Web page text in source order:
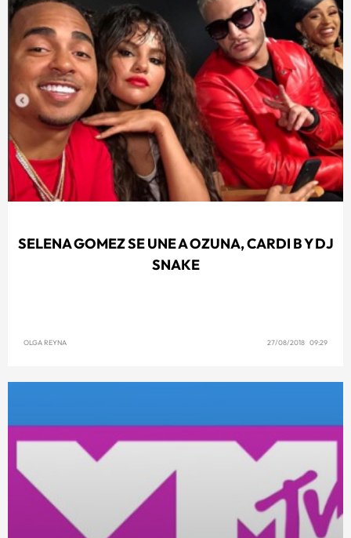
SELENA GOMEZ SE UNE A OZUNA, CARDI B Y DJ
SNAKE
OLGA REYNA 27/08/2018 09:29